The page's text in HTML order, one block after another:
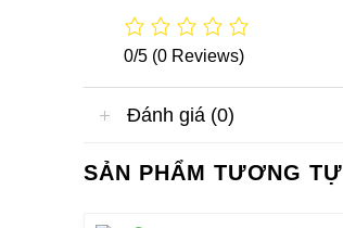
0/5 (0 Reviews)
Đánh giá (0)
SẢN PHẨM TƯƠNG TỰ